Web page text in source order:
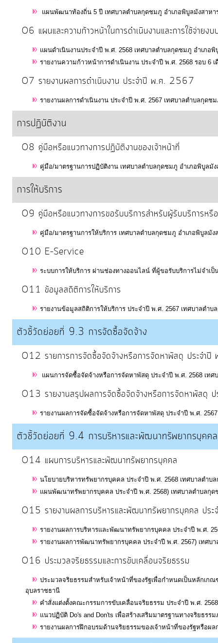
ซื้อ
การ
คลัง
ป้องกัน
การ
การ
การ
ทุจริต
มาตรการ
ภายใน
ทุจริต
การ
ส่ง
เสริม
ความ
โปร่งใส
ท้อง
ข้อมูล
การ
ติดต่อ
แผนพัฒนาท้องถิ่น 5 ปี เทศบาลตำบลกุดชมภู อำเภอพิบูลมังสาหา
O6 แผนและความก้าวหน้าในการดำเนินงานและการใช้จ่า
แผนดำเนินงานประจำปี พ.ศ. 2568 เทศบาลตำบลกุดชมภู อำเภอ
รายงานความก้าวหน้าการดำเนินงาน ประจำปี พ.ศ. 2568 รอบ 6
O7 รายงานผลการดำเนินงาน ประจำปี พ.ศ. 2567
รายงานผลการดำเนินงาน ประจำปี พ.ศ. 2567 เทศบาลตำบลกุด
การปฏิบัติงาน
O8 คู่มือหรือแนวทางการปฏิบัติงานของเจ้าหน้าที่
คู่มือ/มาตรฐานการปฏิบัติงาน เทศบาลตำบลกุดชมภู อำเภอพิบูลมั
การให้บริการ
O9 คู่มือหรือแนวทางการขอรับบริการสำหรับผู้รับบริการห
คู่มือ/มาตรฐานการให้บริการ เทศบาลตำบลกุดชมภู อำเภอพิบูลมั
O10 E–Service
ระบบการให้บริการ ผ่านช่องทางออนไลน์ ที่ผู้ขอรับบริการไม่จำเป็
O11 ข้อมูลสถิติการให้บริการ
รายงานข้อมูลสถิติการให้บริการ ประจำปี พ.ศ. 2567 เทศบาลตำ
ตัวชี้วัดย่อยที่ 9.3 การจัดซื้อจัดจ้าง
O12 รายการการจัดซื้อจัดจ้างหรือการจัดหาพัสดุ ประ
แผนการจัดซื้อจัดจ้างหรือการจัดหาพัสดุ ประจำปี พ.ศ. 2568 เท
O13 รายงานสรุปผลการจัดซื้อจัดจ้างหรือการจัดหาพั
รายงานผลการจัดซื้อจัดจ้างหรือการจัดหาพัสดุ ประจำปี พ.ศ.
ตัวชี้วัดย่อยที่ 9.4 การบริหารและพัฒนาทรัพยากรบุคคล
O14 แผนการบริหารและพัฒนาทรัพยากรบุคคล
นโยบายบริหารทรัพยากรบุคคล ประจำปี พ.ศ. 2568 เทศบาลตำ
แผนพัฒนาทรัพยากรบุคคล ประจำปี พ.ศ. 2568) เทศบาลตำบลกุ
O15 รายงานผลการบริหารและพัฒนาทรัพยากรบุคคล ป
รายงานผลการบริหารและพัฒนาทรัพยากรบุคคล ประจำปี พ.ศ.
รายงานผลการพัฒนาทรัพยากรบุคคล ประจำปี พ.ศ. 2567) เทศบ
O16 ประมวลจริยธรรมและการขับเคลื่อนจริยธรรม
ประมวลจริยธรรมสำหรับเจ้าหน้าที่ของรัฐเพื่อกำหนดเป็นหลักเ
อุบลราชธานี
คำสั่งแต่งตั้งคณะกรรมการขับเคลื่อนจริยธรรม ประจำปี พ.ศ.
แนวปฏิบัติ Do's and Don'ts เพื่อสร้างเสริมมาตรฐานทางจริยธ
รายงานผลการฝึกอบรมด้านจริยธรรมของเจ้าหน้าที่ของรัฐหรือผ